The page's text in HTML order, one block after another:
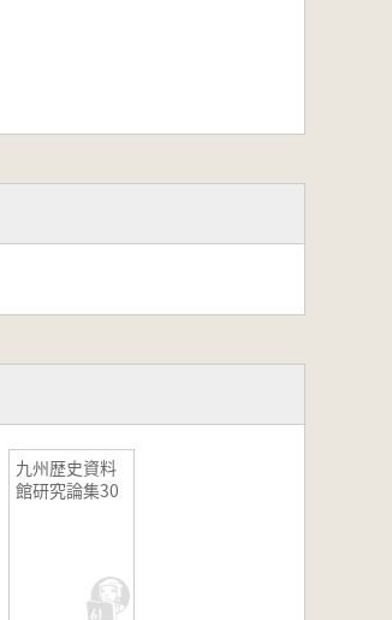
九州歴史資料
館研究論集30